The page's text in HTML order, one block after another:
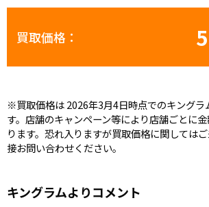
買取価格：
※買取価格は 2026年3月4日時点でのキングラ
す。店舗のキャンペーン等により店舗ごとに
ります。恐れ入りますが買取価格に関しては
接お問い合わせください。
キングラムよりコメント